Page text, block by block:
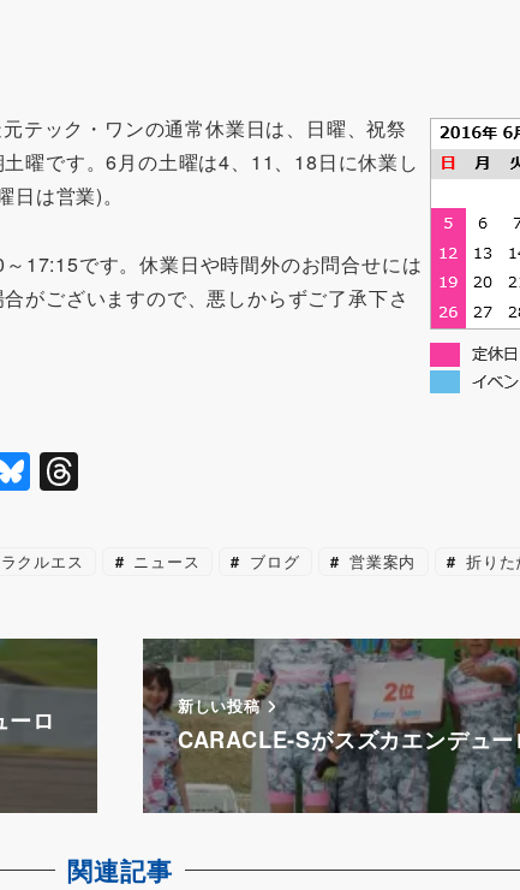
テック・ワンの通常休業日は、日曜、祝祭
曜です。6月の土曜は4、11、18日に休業し
日は営業)。
17:15です。休業日や時間外のお問合せには
がございますので、悪しからずご了承下さ
Bl
e
s
k
y
e
a
d
クルエス ニュース ブログ 営業案内 折り
ーロ
新しい投稿
CARACLE-Sがスズカエンデュ
関連記事